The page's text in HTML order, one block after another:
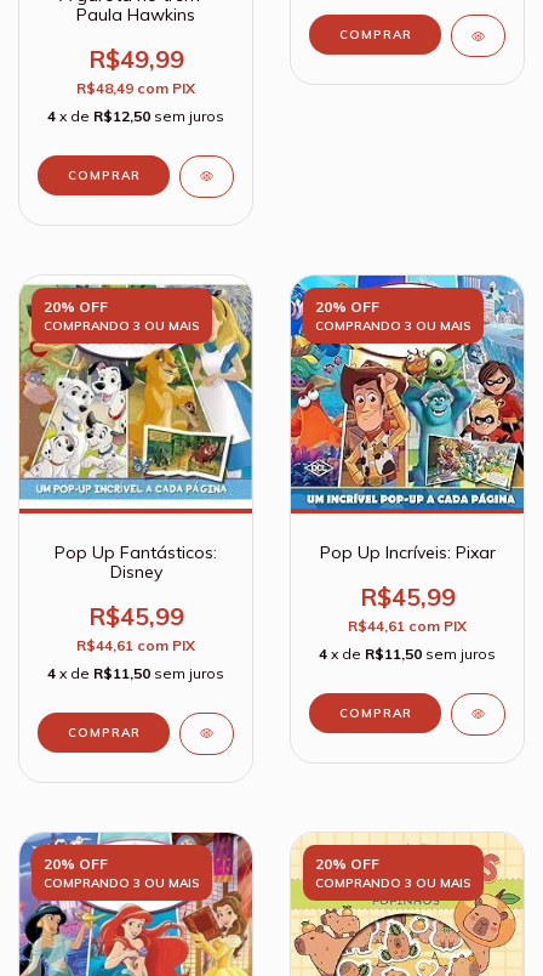
Paula Hawkins
R$49,99
R$48,49 com PIX
4 x de R$12,50 sem juros
20% OFF
COMPRANDO 3 OU MAIS
Pop Up Fantásticos:
Disney
R$45,99
R$44,61 com PIX
4 x de R$11,50 sem juros
20% OFF
COMPRANDO 3 OU MAIS
Pop Up Incríveis: Pixar
R$45,99
R$44,61 com PIX
4 x de R$11,50 sem juros
20% OFF
COMPRANDO 3 OU MAIS
20% OFF
COMPRANDO 3 OU MAIS